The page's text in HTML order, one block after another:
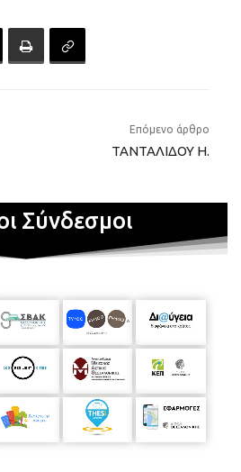
Επόμενο άρθρο
ΤΑΝΤΑΛΙΔΟΥ Η.
Σύνδεσμοι